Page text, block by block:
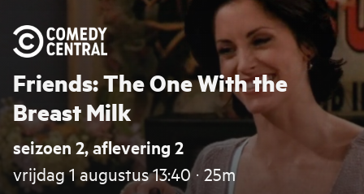
Friends: The One With the
Breast Milk
seizoen 2, aflevering 2
vrijdag 1 augustus 13:40 ‧ 25m